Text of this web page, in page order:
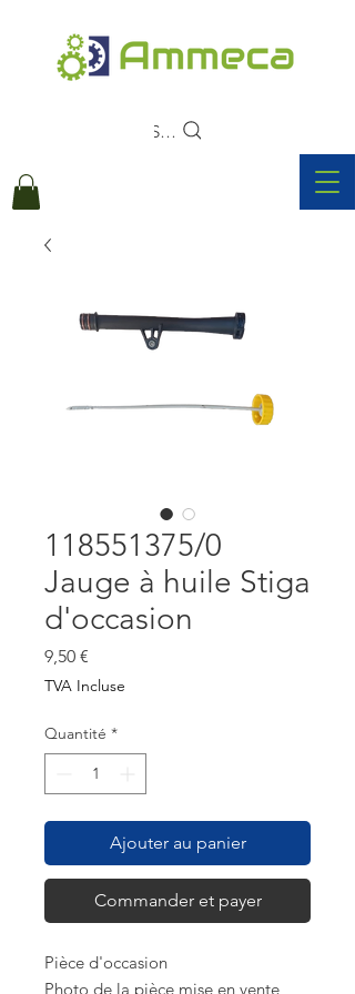
Search
118551375/0
Jauge à huile Stiga
d'occasion
9,50 €
TVA Incluse
Quantité *
Ajouter au panier
Commander et payer
Pièce d'occasion
Photo de la pièce mise en vente